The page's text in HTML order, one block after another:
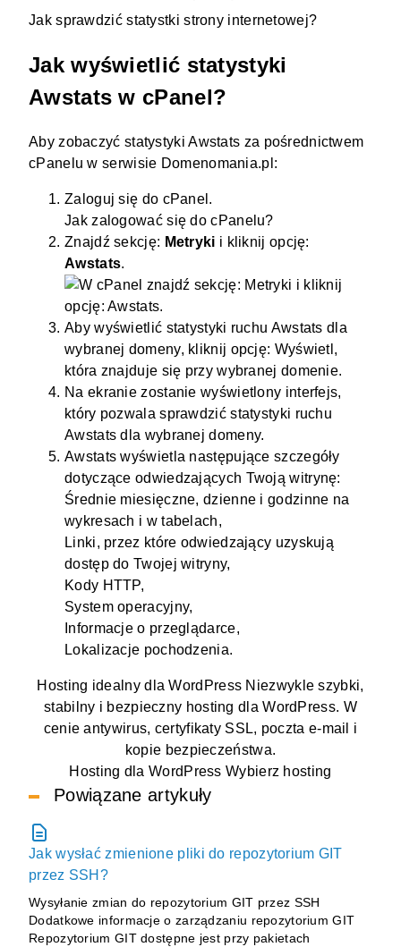
Jak sprawdzić statystki strony internetowej?
Jak wyświetlić statystyki
Awstats w cPanel?
Aby zobaczyć statystyki Awstats za pośrednictwem
cPanelu w serwisie Domenomania.pl :
Zaloguj się do cPanel.
Jak zalogować się do cPanelu?
Znajdź sekcję: Metryki i kliknij opcję:
Awstats.
Aby wyświetlić statystyki ruchu Awstats dla
wybranej domeny, kliknij opcję: Wyświetl,
która znajduje się przy wybranej domenie.
Na ekranie zostanie wyświetlony interfejs,
który pozwala sprawdzić statystyki ruchu
Awstats dla wybranejdomeny.
Awstats wyświetla następujące szczegóły
dotyczące odwiedzających Twojąwitrynę:
Średnie miesięczne, dzienne i godzinne na
wykresach i w tabelach,
Linki, przez które odwiedzający uzyskują
dostęp do Twojejwitryny,
Kody HTTP,
System operacyjny,
Informacje o przeglądarce,
Lokalizacje pochodzenia.
Hosting idealny dla WordPress Niezwykle szybki,
stabilny i bezpieczny hosting dla WordPress. W
cenie antywirus, certyfikaty SSL, poczta e-mail i
kopie bezpieczeństwa.
Hosting dla WordPress Wybierz hosting
Powiązane artykuły
Jak wysłać zmienione pliki do repozytorium GIT
przez SSH?
Wysyłanie zmian do repozytorium GIT przez SSH
Dodatkowe informacje o zarządzaniu repozytorium GIT
Repozytorium GIT dostępne jest przy pakietach